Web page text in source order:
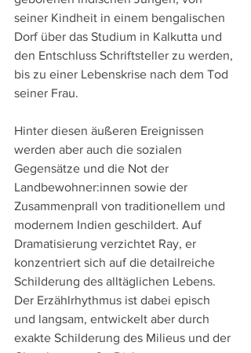
seiner Kindheit in einem bengalischen
Dorf über das Studium in Kalkutta und
den Entschluss Schriftsteller zu werden,
bis zu einer Lebenskrise nach dem Tod
seiner Frau.
Hinter diesen äußeren Ereignissen
werden aber auch die sozialen
Gegensätze und die Not der
Landbewohner:innen sowie der
Zusammenprall von traditionellem und
modernem Indien geschildert. Auf
Dramatisierung verzichtet Ray, er
konzentriert sich auf die detailreiche
Schilderung des alltäglichen Lebens.
Der Erzählrhythmus ist dabei episch
und langsam, entwickelt aber durch
exakte Schilderung des Milieus und der